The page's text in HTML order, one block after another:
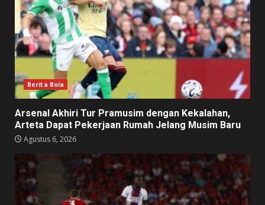
Berita Bola
Arsenal Akhiri Tur Pramusim dengan Kekalahan,
Arteta Dapat Pekerjaan Rumah Jelang Musim Baru
Agustus 6, 2026